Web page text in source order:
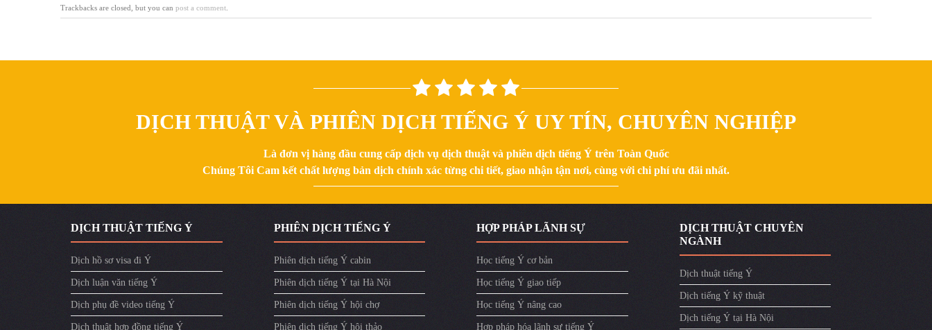
Trackbacks are closed, but you can post a comment
DỊCH THUẬT VÀ PHIÊN DỊCH TIẾNG Ý UY TÍN, CHUYÊN NGHIỆP
Là đơn vị hàng đầu cung cấp dịch vụ dịch thuật và phiên dịch tiếng Ý trên Toàn Quốc
Chúng Tôi Cam kết chất lượng bản dịch chính xác từng chi tiết, giao nhận tận nơi, cùng với chi phí ưu đãi nhất.
DỊCH THUẬT TIẾNG Ý
Dịch hồ sơ visa đi Ý
Dịch luận văn tiếng Ý
Dịch phụ đề video tiếng Ý
Dịch thuật hợp đồng tiếng Ý
PHIÊN DỊCH TIẾNG Ý
Phiên dịch tiếng Ý cabin
Phiên dịch tiếng Ý tại Hà Nội
Phiên dịch tiếng Ý hội chợ
Phiên dịch tiếng Ý hội thảo
HỢP PHÁP LÃNH SỰ
Học tiếng Ý cơ bản
Học tiếng Ý giao tiếp
Học tiếng Ý nâng cao
Hợp pháp hóa lãnh sự tiếng Ý
DỊCH THUẬT CHUYÊN
NGÀNH
Dịch thuật tiếng Ý
Dịch tiếng Ý kỹ thuật
Dịch tiếng Ý tại Hà Nội